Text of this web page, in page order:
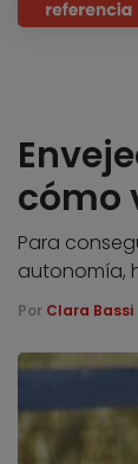
cómo
Para
autonomía,
Por Clara Bassi